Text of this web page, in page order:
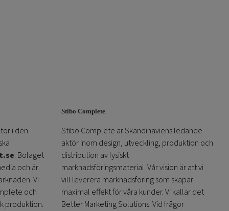
i den
. Bolaget
och är
Vi
och
produktion.
Stibo Complete
Stibo Complete är Skandinaviens ledande
aktör inom design, utveckling, produktion och
distribution av fysiskt
marknadsföringsmaterial. Vår vision är att vi
vill leverera marknadsföring som skapar
maximal effekt för våra kunder. Vi kallar det
Better Marketing Solutions. Vid frågor